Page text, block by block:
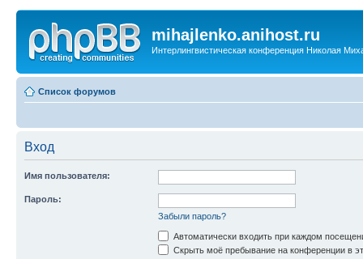
mihajlenko.anihost.ru
Интерлингвистическая конференция Николая
Список форумов
Вход
Имя пользователя:
Пароль:
Забыли пароль?
Автоматически входить при каждом
Скрыть моё пребывание на конференции в